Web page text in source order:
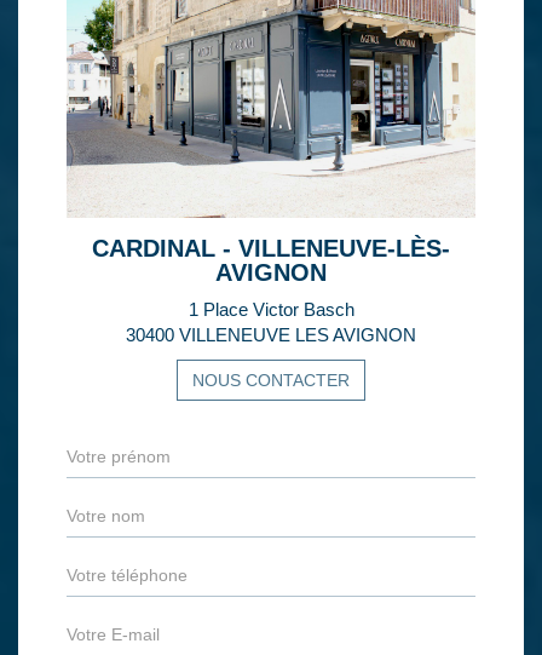
CARDINAL - VILLENEUVE-LÈS-
AVIGNON
1 Place Victor Basch
30400 VILLENEUVE LES AVIGNON
NOUS CONTACTER